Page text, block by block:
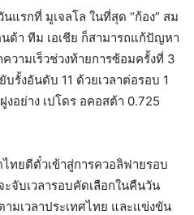
แรกที่ มูเจลโล ในที่สุด “ก้อง” สม
ด้า ทีม เอเชีย ก็สามารถแก้ปัญหา
วามเร็วช่วงท้ายการซ้อมครั้งที่ 3
รั้งอันดับ 11 ด้วยเวลาต่อรอบ 1
อย่าง เปโดร อคอสต้า 0.725
ทยตีตั๋วเข้าสู่การควอลิฟายรอบ
จับเวลารอบคัดเลือกในคืนวัน
ามเวลาประเทศไทย และแข่งขัน